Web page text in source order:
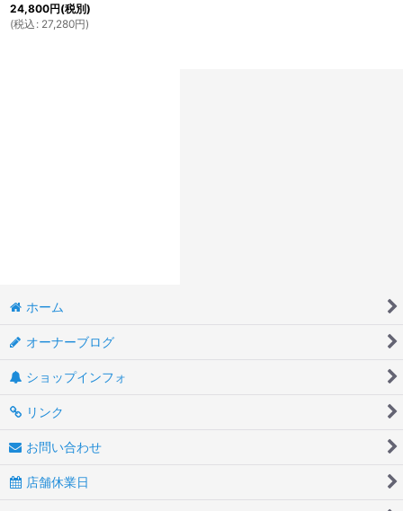
24,800円(税別)
(税込 : 27,280円)
ホーム
オーナーブログ
ショップインフォ
リンク
お問い合わせ
店舗休業日